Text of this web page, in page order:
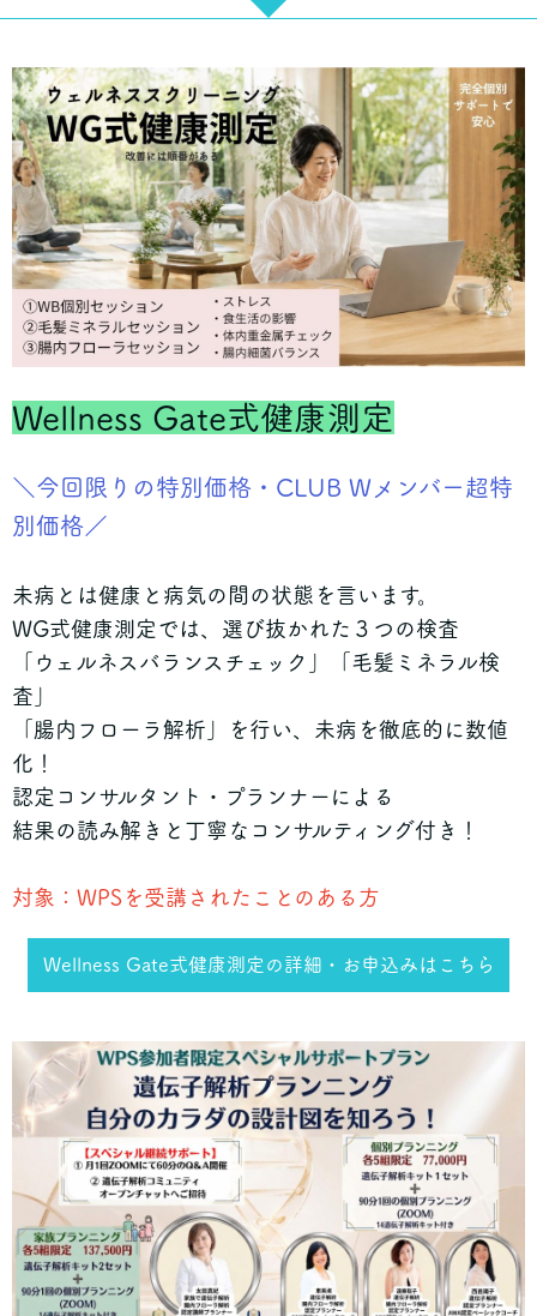
Wellness Gate式健康測定
＼今回限りの特別価格・CLUB Wメンバー超特
別価格／
未病とは健康と病気の間の状態を言います。
WG式健康測定では、選び抜かれた３つの検査
「ウェルネスバランスチェック」「毛髪ミネラル検
査」
「腸内フローラ解析」を行い、未病を徹底的に数値
化！
認定コンサルタント・プランナーによる
結果の読み解きと丁寧なコンサルティング付き！
対象：WPSを受講されたことのある方
Wellness Gate式健康測定の詳細・お申込みはこちら